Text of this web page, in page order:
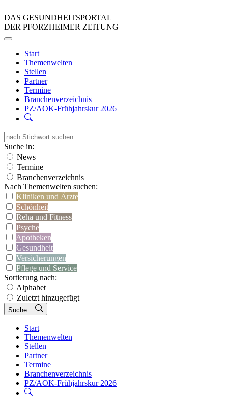
DAS GESUNDHEITSPORTAL
DER PFORZHEIMER ZEITUNG
Start
Themenwelten
Stellen
Partner
Termine
Branchenverzeichnis
PZ/AOK-Frühjahrskur 2026
Suche in:
News
Termine
Branchenverzeichnis
Nach Themenwelten suchen:
Kliniken und Ärzte
Schönheit
Reha und Fitness
Psyche
Apotheken
Gesundheit
Versicherungen
Pflege und Service
Sortierung nach:
Alphabet
Zuletzt hinzugefügt
Suche...
Start
Themenwelten
Stellen
Partner
Termine
Branchenverzeichnis
PZ/AOK-Frühjahrskur 2026